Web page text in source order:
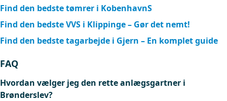
Find den bedste tømrer i KobenhavnS
Find den bedste VVS i Klippinge – Gør det nemt!
Find den bedste tagarbejde i Gjern – En komplet guide
FAQ
Hvordan vælger jeg den rette anlægsgartner i
Brønderslev?